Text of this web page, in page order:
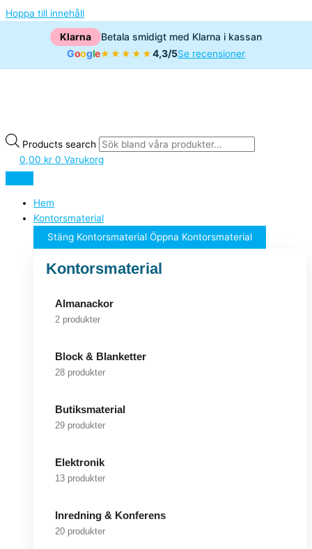
Hoppa till innehåll
Klarna
Betala smidigt med Klarna i kassan
Google★★★★★4,3/5Se recensioner
Products search
0,00 kr 0 Varukorg
Hem
Kontorsmaterial
Stäng Kontorsmaterial Öppna Kontorsmaterial
Kontorsmaterial
Almanackor
2 produkter
Block & Blanketter
28 produkter
Butiksmaterial
29 produkter
Elektronik
13 produkter
Inredning & Konferens
20 produkter